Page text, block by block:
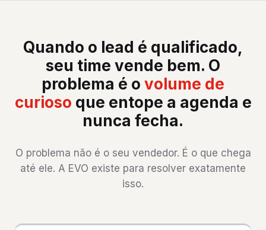
Quando o lead é qualificado,
seu time vende bem. O
problema é o volume de
curioso que entope a agenda e
nunca fecha.
O problema não é o seu vendedor. É o que chega
até ele. A EVO existe para resolver exatamente
isso.